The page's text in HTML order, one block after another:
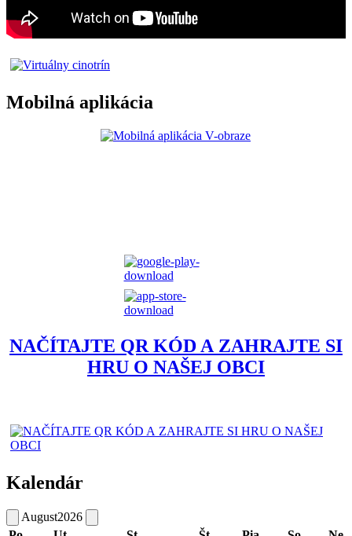
Mobilná aplikácia
NAČÍTAJTE QR KÓD A ZAHRAJTE SI
HRU O NAŠEJ OBCI
Kalendár
August2026